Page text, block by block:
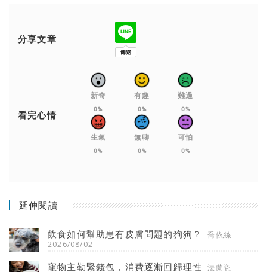
分享文章
看完心情
新奇
0%
有趣
0%
難過
0%
生氣
0%
無聊
0%
可怕
0%
延伸閱讀
飲食如何幫助患有皮膚問題的狗狗？
喬依絲
2026/08/02
寵物主勒緊錢包，消費逐漸回歸理性
法蘭瓷